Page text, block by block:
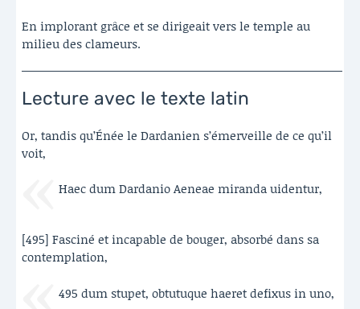
En implorant grâce et se dirigeait vers le temple au
milieu des clameurs.
Lecture avec le texte latin
Or, tandis qu’Énée le Dardanien s’émerveille de ce qu’il
voit,
Haec dum Dardanio Aeneae miranda uidentur,
[495] Fasciné et incapable de bouger, absorbé dans sa
contemplation,
495 dum stupet, obtutuque haeret defixus in uno,